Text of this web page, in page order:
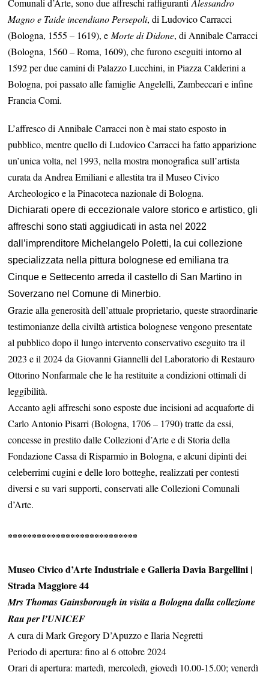
Comunali d’Arte, sono due affreschi raffigurantiAlessandro
Magno e Taide incendiano Persepoli, di Ludovico Carracci
(Bologna, 1555 – 1619), e Morte di Didone, di Annibale Carracci
(Bologna, 1560 – Roma, 1609), che furono eseguiti intorno al
1592 per due camini di Palazzo Lucchini, in Piazza Calderini a
Bologna, poi passato alle famiglie Angelelli, Zambeccari e infine
Francia Comi.
L’affresco di Annibale Carracci non è mai stato esposto in
pubblico, mentre quello di Ludovico Carracci ha fatto apparizione
un’unica volta, nel 1993, nella mostra monografica sull’artista
curata da Andrea Emiliani e allestita tra il Museo Civico
Archeologico e la Pinacoteca nazionale di Bologna.
Dichiarati opere di eccezionale valore storico e artistico, gli
affreschi sono stati aggiudicati in asta nel 2022
dall’imprenditore Michelangelo Poletti, la cui collezione
specializzata nella pittura bolognese ed emiliana tra
Cinque e Settecento arreda il castello di San Martino in
Soverzano nel Comune di Minerbio.
Grazie alla generosità dell’attuale proprietario, queste straordinarie
testimonianze della civiltà artistica bolognese vengono presentate
al pubblico dopo il lungo intervento conservativo eseguito tra il
2023 e il 2024 da Giovanni Giannelli del Laboratorio di Restauro
Ottorino Nonfarmale che le ha restituite a condizioni ottimali di
leggibilità.
Accanto agli affreschi sono esposte due incisioni ad acquaforte di
Carlo Antonio Pisarri (Bologna, 1706 – 1790) tratte da essi,
concesse in prestito dalle Collezioni d’Arte e di Storia della
Fondazione Cassa di Risparmio in Bologna, e alcuni dipinti dei
celeberrimi cugini e delle loro botteghe, realizzati per contesti
diversi e su vari supporti, conservati alle Collezioni Comunali
d’Arte.
***************************
Museo Civico d’Arte Industriale e Galleria Davia Bargellini |
Strada Maggiore 44
Mrs Thomas Gainsborough in visita a Bologna dalla collezione
Rau per l’UNICEF
A cura di Mark Gregory D’Apuzzo e Ilaria Negretti
Periodo di apertura: fino al 6 ottobre 2024
Orari di apertura: martedì, mercoledì, giovedì 10.00-15.00; venerdì